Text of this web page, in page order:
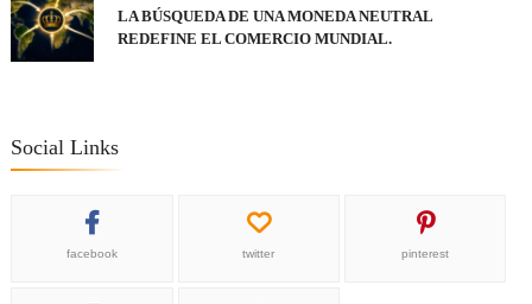
LA BÚSQUEDA DE UNA MONEDA NEUTRAL
REDEFINE EL COMERCIO MUNDIAL.
Social Links
facebook twitter pinterest